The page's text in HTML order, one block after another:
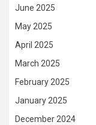
June 2025
May 2025
April 2025
March 2025
February 2025
January 2025
December 2024